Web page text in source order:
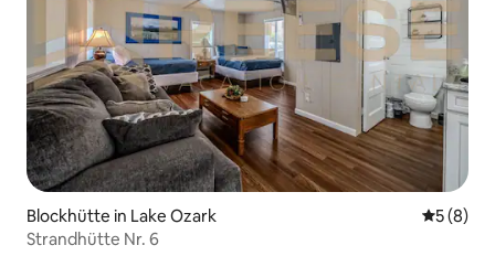
Blockhütte in Lake Ozark
5 (8)
Strandhütte Nr. 6